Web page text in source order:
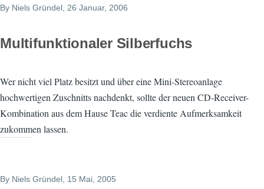
By Niels Gründel , 26 Januar, 2006
Multifunktionaler Silberfuchs
Wer nicht viel Platz besitzt und über eine Mini-Stereoanlage
hochwertigen Zuschnitts nachdenkt, sollte der neuen CD-Receiver-
Kombination aus dem Hause Teac die verdiente Aufmerksamkeit
zukommen lassen.
By Niels Gründel , 15 Mai, 2005